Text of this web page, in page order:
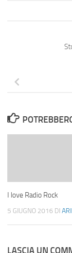
I love Radio Rock
5 GIUGNO 2016 DI
LASCIA UN